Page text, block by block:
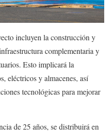
incluyen la construcción y
complementaria y
Esto implicará la
eléctricos y almacenes, así
tecnológicas para mejorar
de 25 años, se distribuirá en